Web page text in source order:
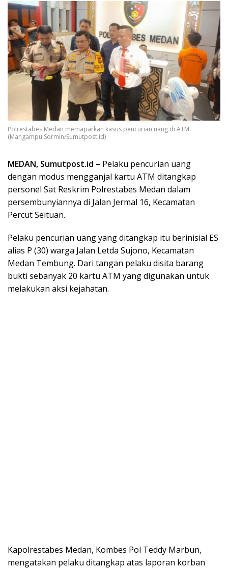
Polrestabes Medan memaparkan kasus pencurian uang di ATM.
(Mangampu Sormin/Sumutpost.id)
MEDAN, Sumutpost.id – Pelaku pencurian uang
dengan modus mengganjal kartu ATM ditangkap
personel Sat Reskrim Polrestabes Medan dalam
persembunyiannya di Jalan Jermal 16, Kecamatan
Percut Seituan.
Pelaku pencurian uang yang ditangkap itu berinisial ES
alias P (30) warga Jalan Letda Sujono, Kecamatan
Medan Tembung. Dari tangan pelaku disita barang
bukti sebanyak 20 kartu ATM yang digunakan untuk
melakukan aksi kejahatan.
Kapolrestabes Medan, Kombes Pol Teddy Marbun,
mengatakan pelaku ditangkap atas laporan korban